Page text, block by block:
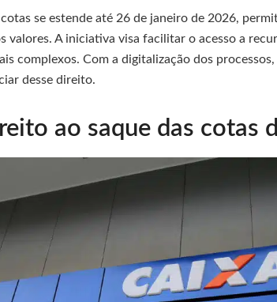
se estende até 26 de janeiro de 2026,
valores. A iniciativa visa facilitar o acesso a
complexos. Com a digitalização dos
desse direito.
ao saque das cotas